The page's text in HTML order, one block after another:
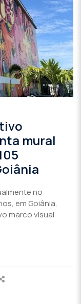
mural
no
em Goiânia,
marco visual